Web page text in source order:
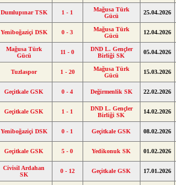
Dumlupınar TSK 1 - 1
Mağusa Türk
Gücü
25.04.2026
Yeniboğaziçi DSK 0 - 3
Mağusa Türk
Gücü
12.04.2026
Mağusa Türk
Gücü
11 - 0
DND L. Gençler
Birliği SK
05.04.2026
Tuzlaspor 1 - 20
Mağusa Türk
Gücü
15.03.2026
Geçitkale GSK 0 - 4 Değirmenlik SK 22.02.2026
Geçitkale GSK 1 - 1
DND L. Gençler
Birliği SK
14.02.2026
Yeniboğaziçi DSK 0 - 1 Geçitkale GSK 08.02.2026
Geçitkale GSK 5 - 0 Yedikonuk SK 01.02.2026
Civisil Ardahan
SK
0 - 12 Geçitkale GSK 17.01.2026